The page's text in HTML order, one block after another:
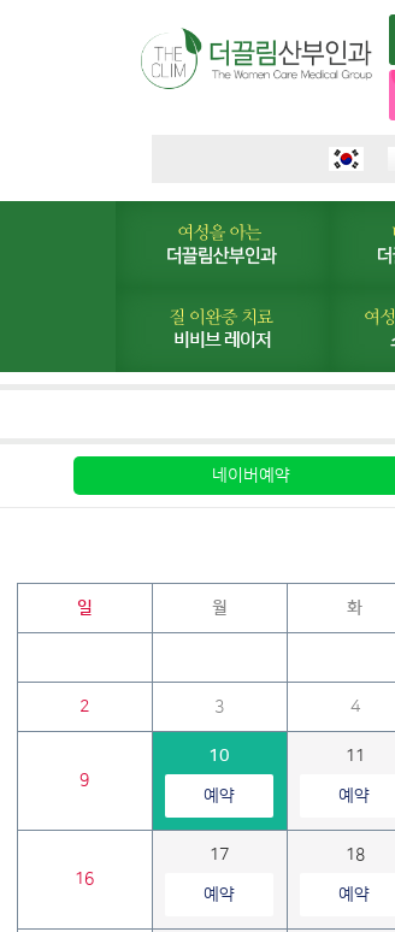
네이버예약
일 월 화
2 3 4
9
10
예약
11
예약
16
17
예약
18
예약